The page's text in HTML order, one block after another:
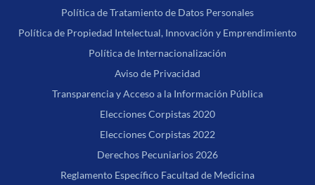
Política de Tratamiento de Datos Personales
Política de Propiedad Intelectual, Innovación y Emprendimiento
Política de Internacionalización
Aviso de Privacidad
Transparencia y Acceso a la Información Pública
Elecciones Corpistas 2020
Elecciones Corpistas 2022
Derechos Pecuniarios 2026
Reglamento Específico Facultad de Medicina